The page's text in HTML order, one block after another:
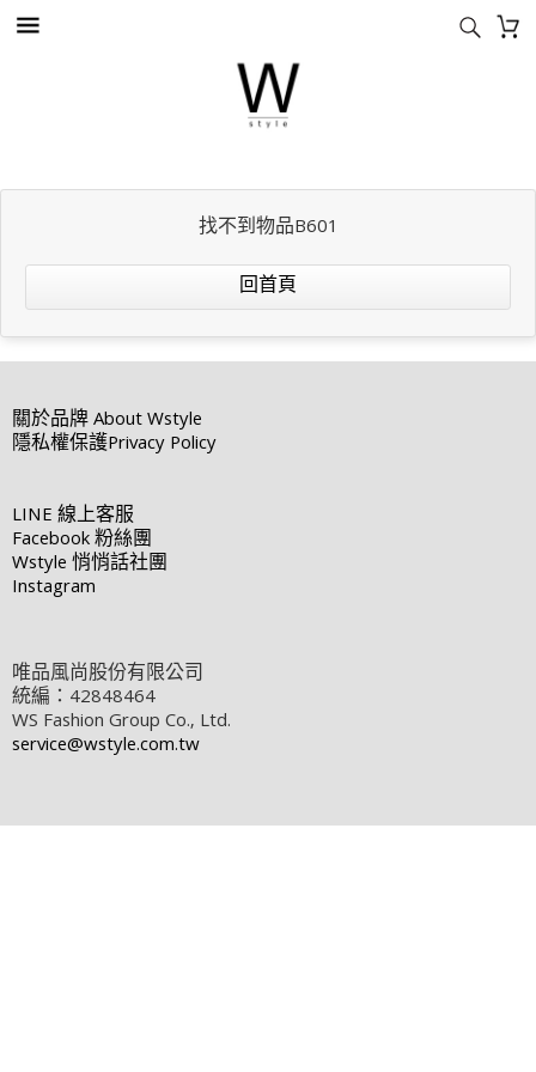
找不到物品B601
回首頁
關於品牌About Wstyle
隱私權保護Privacy Policy
LINE線上客服
Facebook粉絲團
Wstyle悄悄話社團
Instagram
唯品風尚股份有限公司
統編：42848464
WS Fashion Group Co., Ltd.
service@wstyle.com.tw